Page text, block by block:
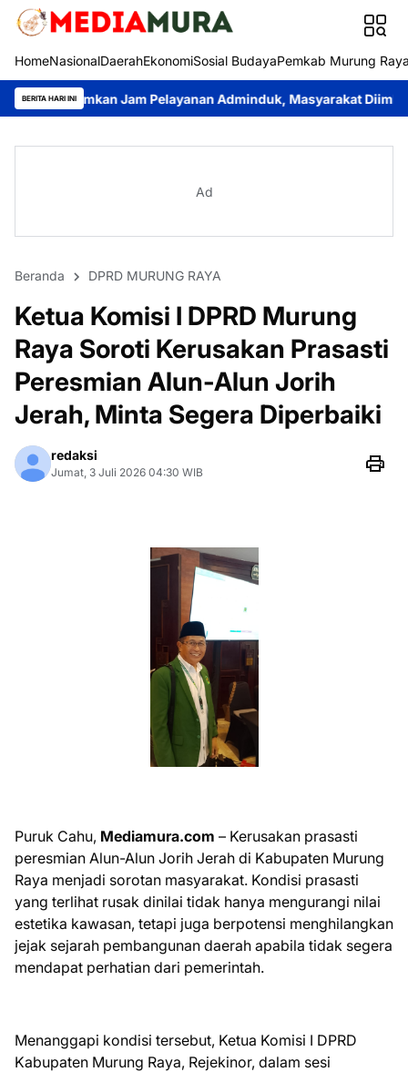
HomeNasionalDaerahEkonomiSosial BudayaPemkab Murung
BERITA HARI INI
Jam Pelayanan Adminduk, Masyarakat Diimbau Sesuaikan
Ad
Beranda DPRD MURUNG RAYA
Ketua Komisi I DPRD Murung
Raya Soroti Kerusakan Prasasti
Peresmian Alun-Alun Jorih
Jerah, Minta Segera Diperbaiki
redaksi
Jumat, 3 Juli 2026 04:30 WIB
Puruk Cahu, Mediamura.com – Kerusakan prasasti
peresmian Alun-Alun Jorih Jerah di Kabupaten Murung
Raya menjadi sorotan masyarakat. Kondisi prasasti
yang terlihat rusak dinilai tidak hanya mengurangi nilai
estetika kawasan, tetapi juga berpotensi menghilangkan
jejak sejarah pembangunan daerah apabila tidak segera
mendapat perhatian dari pemerintah.
Menanggapi kondisi tersebut, Ketua Komisi I DPRD
Kabupaten Murung Raya, Rejekinor, dalam sesi